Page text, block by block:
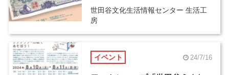
世田谷文化生活情報センター 生活工
房
イベント 24/7/16